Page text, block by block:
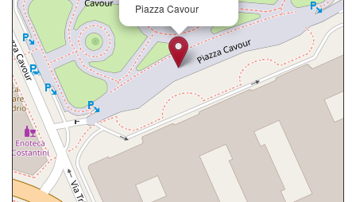
Piazza Cavour